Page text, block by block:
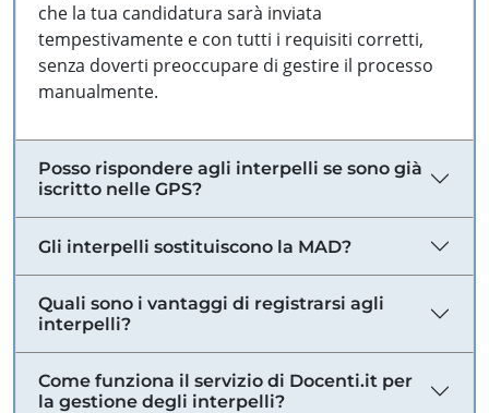
che la tua candidatura sarà inviata
tempestivamente e con tutti i requisiti corretti,
senza doverti preoccupare di gestire il processo
manualmente.
Posso rispondere agli interpelli se sono già
iscritto nelle GPS?
Gli interpelli sostituiscono la MAD?
Quali sono i vantaggi di registrarsi agli
interpelli?
Come funziona il servizio di Docenti.it per
la gestione degli interpelli?